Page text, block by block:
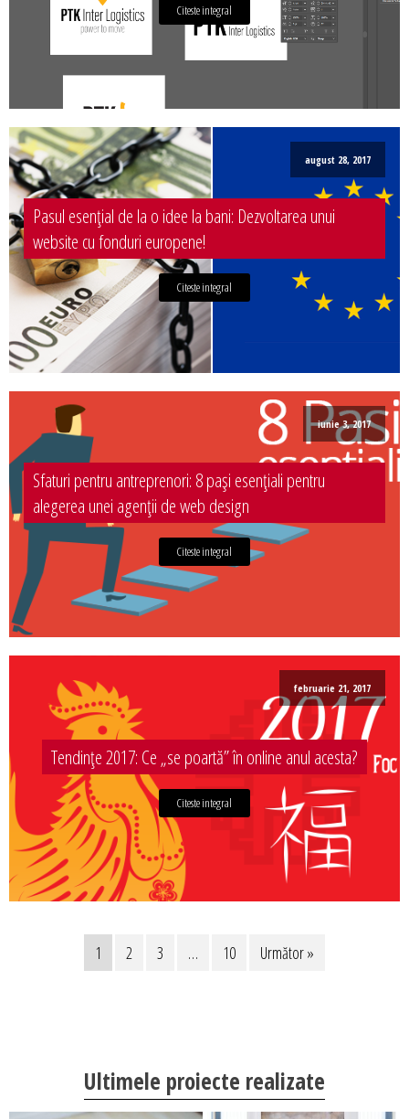
Citeste integral
august 28, 2017
Pasul esențial de la o idee la bani: Dezvoltarea unui
website cu fonduri europene!
Citeste integral
iunie 3, 2017
Sfaturi pentru antreprenori: 8 pași esențiali pentru
alegerea unei agenții de web design
Citeste integral
februarie 21, 2017
Tendințe 2017: Ce „se poartă” în online anul acesta?
Citeste integral
1 2 3 … 10 Următor »
Ultimele proiecte realizate